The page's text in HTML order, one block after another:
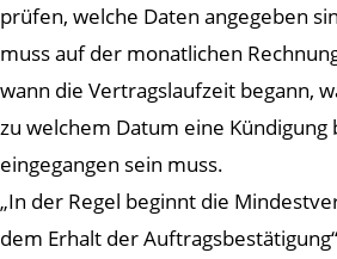
prüfen, welche Daten angegeben
muss auf der monatlichen
wann die Vertragslaufzeit begann,
zu welchem Datum eine
eingegangen sein muss.
„In der Regel beginnt die
dem Erhalt der